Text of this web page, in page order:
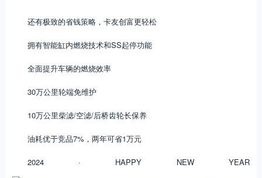
还有极致的省钱策略，卡友创富更轻松
拥有智能缸内燃烧技术和SS起停功能
全面提升车辆的燃烧效率
30万公里轮端免维护
10万公里柴滤/空滤/后桥齿轮长保养
油耗优于竞品7%，两年可省1万元
2024 · HAPPY NEW YEAR